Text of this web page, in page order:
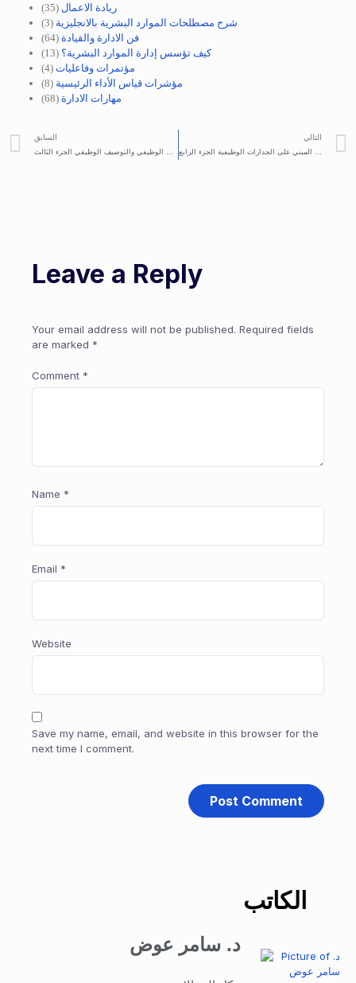
ريادة الاعمال (35)
شرح مصطلحات الموارد البشرية بالانجليزية (3)
فن الادارة والقيادة (64)
كيف تؤسس إدارة الموارد البشرية؟ (13)
مؤتمرات وفاعليات (4)
مؤشرات قياس الأداء الرئيسية (8)
مهارات الادارة (68)
السابق التالي
Leave a Reply
Your email address will not be published. Required fields
are marked *
Comment *
Name *
Email *
Website
Save my name, email, and website in this browser for the
next time I comment.
الكاتب
د. سامر عوض